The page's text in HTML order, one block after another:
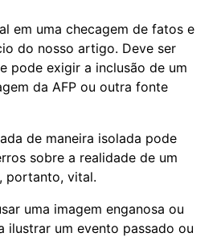
em uma checagem de fatos e
do nosso artigo. Deve ser
pode exigir a inclusão de um
da AFP ou outra fonte
de maneira isolada pode
sobre a realidade de um
portanto, vital.
uma imagem enganosa ou
ilustrar um evento passado ou